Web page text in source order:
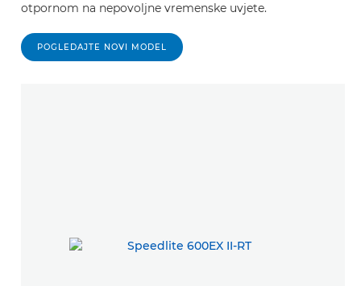
otpornom na nepovoljne vremenske uvjete.
POGLEDAJTE NOVI MODEL